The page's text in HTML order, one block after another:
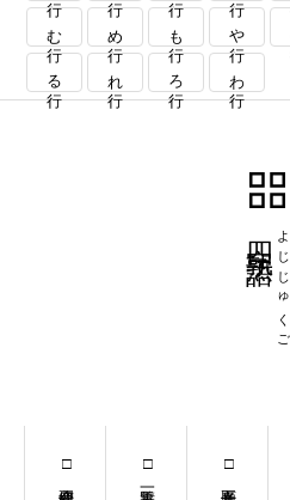
む行 め行 も行 や行
る行 れ行 ろ行 わ行
よじじゅくご